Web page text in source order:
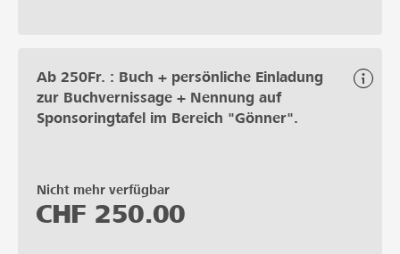
Ab 250Fr. : Buch + persönliche Einladung
zur Buchvernissage + Nennung auf
Sponsoringtafel im Bereich "Gönner".
Nicht mehr verfügbar
CHF 250.00